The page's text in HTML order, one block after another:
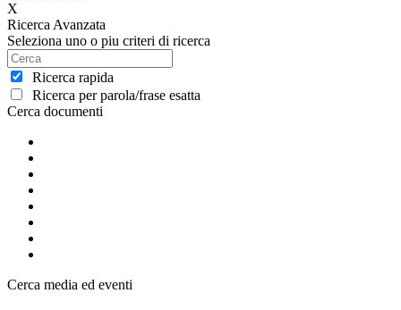
X
Ricerca Avanzata
Seleziona uno o piu criteri di ricerca
Ricerca rapida
Ricerca per parola/frase esatta
Cerca documenti
Cerca media ed eventi